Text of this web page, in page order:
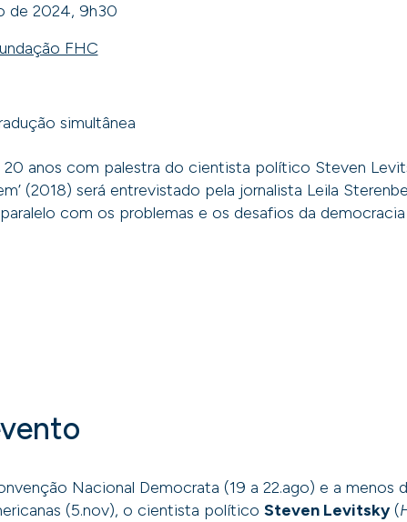
de 2024, 9h30
FHC
simultânea
anos com palestra do cientista político Steven
(2018) será entrevistado pela jornalista Leila
com os problemas e os desafios da democracia
Nacional Democrata (19 a 22.ago) e a menos
(5.nov), o cientista político Steven Levitsky(